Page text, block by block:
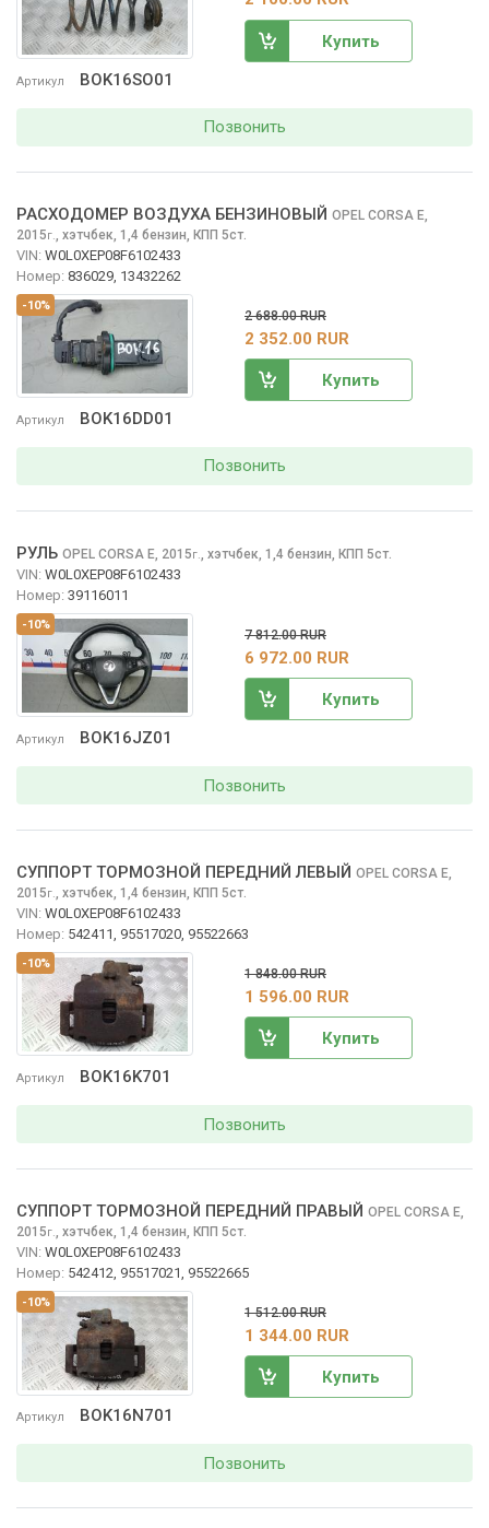
Артикул BOK16SO01
Купить
Позвонить
-10%
Артикул BOK16DD01
РАСХОДОМЕР ВОЗДУХА БЕНЗИНОВЫЙ OPEL CORSA E,
2015г. хэтчбек, 1,4 бензин, КПП 5ст.
VIN: W0L0XEP08F6102433
Номер: 836029, 13432262
2 688.00 RUR
2 352.00 RUR
Купить
Позвонить
-10%
Артикул BOK16JZ01
РУЛЬ OPEL CORSA E, 2015г. хэтчбек, 1,4 бензин, КПП 5ст.
VIN: W0L0XEP08F6102433
Номер: 39116011
7 812.00 RUR
6 972.00 RUR
Купить
Позвонить
-10%
Артикул BOK16K701
СУППОРТ ТОРМОЗНОЙ ПЕРЕДНИЙ ЛЕВЫЙ OPEL CORSA E,
2015г. хэтчбек, 1,4 бензин, КПП 5ст.
VIN: W0L0XEP08F6102433
Номер: 542411, 95517020, 95522663
1 848.00 RUR
1 596.00 RUR
Купить
Позвонить
-10%
Артикул BOK16N701
СУППОРТ ТОРМОЗНОЙ ПЕРЕДНИЙ ПРАВЫЙ OPEL CORSA E,
2015г. хэтчбек, 1,4 бензин, КПП 5ст.
VIN: W0L0XEP08F6102433
Номер: 542412, 95517021, 95522665
1 512.00 RUR
1 344.00 RUR
Купить
Позвонить